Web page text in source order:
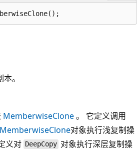
。
MemberwiseClone。 它定义调用
MemberwiseClone对象执行浅复制操
义对 DeepCopy 对象执行深层复制操